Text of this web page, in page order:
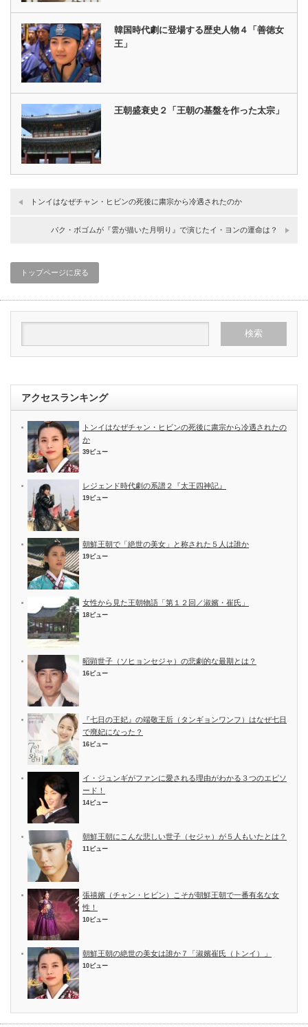
韓国時代劇に登場する歴史人物４「善徳女
王」
王朝盛衰史２「王朝の基盤を作った太宗」
トンイはなぜチャン・ヒビンの死後に粛宗から冷遇されたのか
パク・ボゴムが『雲が描いた月明り』で演じたイ・ヨンの運命は？
トップページに戻る
アクセスランキング
トンイはなぜチャン・ヒビンの死後に粛宗から冷遇されたの
か
39ビュー
レジェンド時代劇の系譜２『太王四神記』
19ビュー
朝鮮王朝で「絶世の美女」と称された５人は誰か
19ビュー
女性から見た王朝物語「第１２回／淑嬪・崔氏」
18ビュー
昭顕世子（ソヒョンセジャ）の悲劇的な最期とは？
16ビュー
『七日の王妃』の端敬王后（タンギョンワンフ）はなぜ七日
で廃妃になった？
16ビュー
イ・ジュンギがファンに愛される理由がわかる３つのエピソ
ード！
14ビュー
朝鮮王朝にこんな悲しい世子（セジャ）が５人もいたとは？
11ビュー
張禧嬪（チャン・ヒビン）こそが朝鮮王朝で一番有名な女
性！
10ビュー
朝鮮王朝の絶世の美女は誰か７「淑嬪崔氏（トンイ）」
10ビュー